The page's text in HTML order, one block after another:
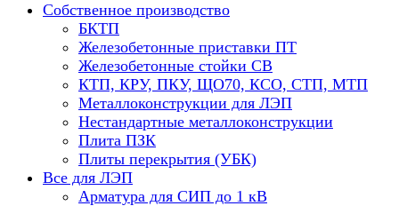
Собственное производство
БКТП
Железобетонные приставки ПТ
Железобетонные стойки СВ
КТП, КРУ, ПКУ, ЩО70, КСО, СТП, МТП
Металлоконструкции для ЛЭП
Нестандартные металлоконструкции
Плита ПЗК
Плиты перекрытия (УБК)
Все для ЛЭП
Арматура для СИП до 1 кВ